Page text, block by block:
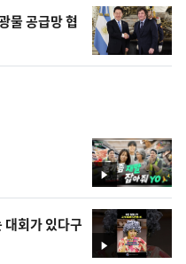
물 공급망 협
영
상
영
대회가 있다구